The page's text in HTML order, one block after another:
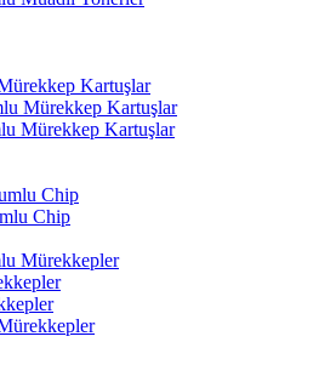
Kartuşlar
Mürekkep Kartuşlar
Mürekkep Kartuşlar
Chip
Chip
Mürekkepler